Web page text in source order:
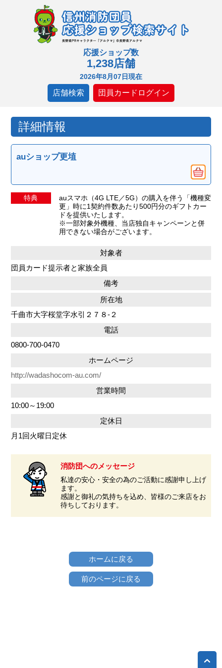
応援ショップ数
1,238店舗
2026年8月07日現在
店舗検索 団員カードログイン
詳細情報
auショップ更埴
特典
auスマホ（4G LTE／5G）の購入を伴う「機種変
更」時に1契約件数あたり500円分のギフトカー
ドを提供いたします。
※一部対象外機種、当店独自キャンペーンと併
用できない場合がございます。
対象者
団員カード提示者と家族全員
備考
所在地
千曲市大字桜堂字水引２７８-２
電話
0800-700-0470
ホームページ
http://wadashocom-au.com/
営業時間
10:00～19:00
定休日
月1回火曜日定休
消防団へのメッセージ
私達の安心・安全の為のご活動に感謝申し上げ
ます。
感謝と御礼の気持ちを込め、皆様のご来店をお
待ちしております。
ホームに戻る
前のページに戻る